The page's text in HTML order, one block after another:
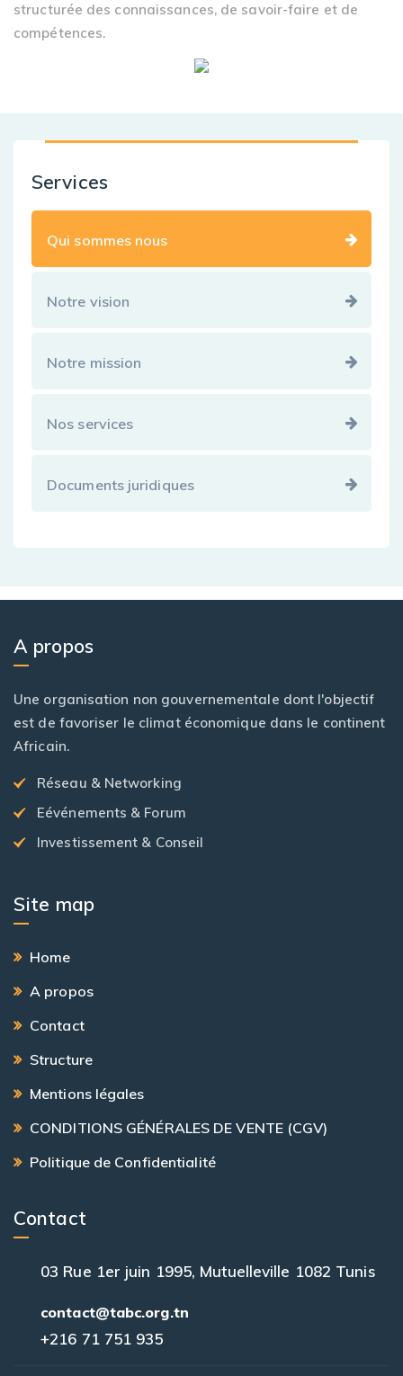
structurée des connaissances, de savoir-faire et de
compétences.
Services
Qui sommes nous
Notre vision
Notre mission
Nos services
Documents juridiques
A propos
Une organisation non gouvernementale dont l'objectif
est de favoriser le climat économique dans le continent
Africain.
Réseau & Networking
Eévénements & Forum
Investissement & Conseil
Site map
Home
A propos
Contact
Structure
Mentions légales
CONDITIONS GÉNÉRALES DE VENTE (CGV)
Politique de Confidentialité
Contact
03 Rue 1er juin 1995, Mutuelleville 1082 Tunis
contact@tabc.org.tn
+216 71 751 935